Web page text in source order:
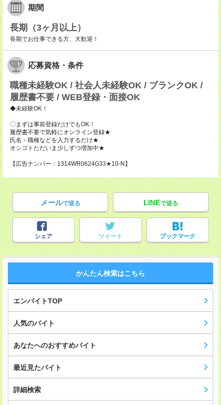
期間
長期（3ヶ月以上）
長期でお仕事できる方、大歓迎！
応募資格・条件
職種未経験OK / 社会人未経験OK / ブランクOK /
履歴書不要 / WEB登録・面接OK
◆未経験OK！
〇まずは事前登録だけでもOK！
履歴書不要で気軽にオンライン登録★
氏名・職種などを入力するだけ★
オシゴトただいま少しずつ増加中★
【広告ナンバー：1314WR0624G33★10-N】
メールで送る LINEで送る
シェア ツイート ブックマーク
かんたん検索はこちら
エンバイトTOP
人気のバイト
あなたへのおすすめバイト
最近見たバイト
詳細検索